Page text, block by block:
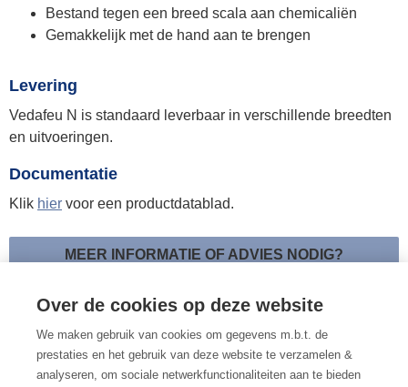
Bestand tegen een breed scala aan chemicaliën
Gemakkelijk met de hand aan te brengen
Levering
Vedafeu N is standaard leverbaar in verschillende breedten
en uitvoeringen.
Documentatie
Klik hier voor een productdatablad.
MEER INFORMATIE OF ADVIES NODIG?
Over de cookies op deze website
We maken gebruik van cookies om gegevens m.b.t. de
prestaties en het gebruik van deze website te verzamelen &
analyseren, om sociale netwerkfunctionaliteiten aan te bieden